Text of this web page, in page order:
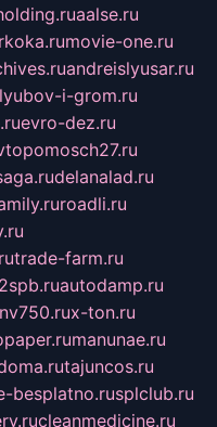
aalse.ru
movie-one.ru
andreislyusar.ru
i-grom.ru
evro-dez.ru
delanalad.ru
roadli.ru
trade-farm.ru
autodamp.ru
nv750.rux-ton.ru
manunae.ru
tajuncos.ru
besplatno.rusplclub.ru
cleanmedicine.ru